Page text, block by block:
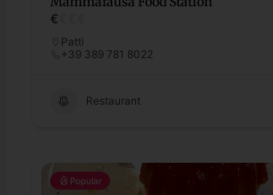
€
Patti
+39 389 781 8022
Restaurant
Popular